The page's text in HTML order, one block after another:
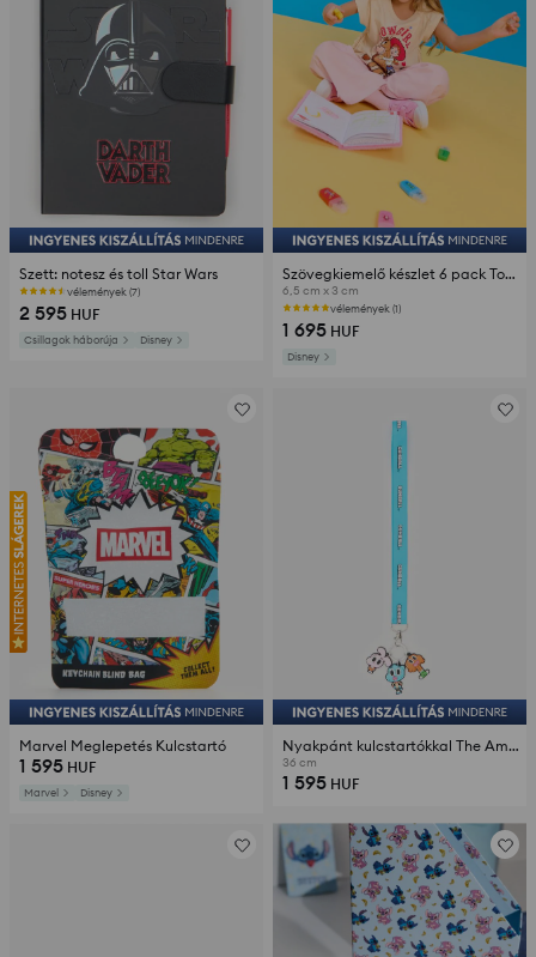
Szett: notesz és toll Star Wars
vélemények (7)
2 595 HUF
Csillagok háborúja Disney
Szövegkiemelő készlet 6 pack Toy Story
6,5 cm x 3 cm
vélemények (1)
1 695 HUF
Disney
Marvel Meglepetés Kulcstartó
1 595 HUF
Marvel Disney
Nyakpánt kulcstartókkal The Amazing World Of Gumball
36 cm
1 595 HUF